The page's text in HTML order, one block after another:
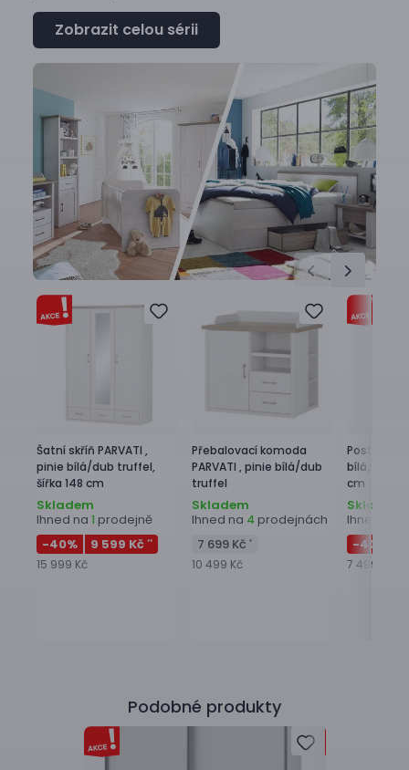
Zobrazit celou sérii
Šatní skříň PARVATI ,
pinie bílá/dub truffel,
šířka 148 cm
Skladem
Ihned na 1 prodejně
-40% 9 599 Kč **
15 999 Kč
Přebalovací komoda
PARVATI , pinie bílá/dub
truffel
Skladem
Ihned na 4 prodejnách
7 699 Kč *
10 499 Kč
Postel
bílá/dub
cm
Skladem
Ihned na
-40
7 499 Kč
Podobné produkty